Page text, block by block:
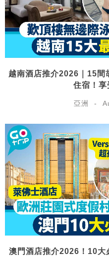
越南酒店推介2026｜15間
住宿！享
亞洲
澳門酒店推介2026！10大